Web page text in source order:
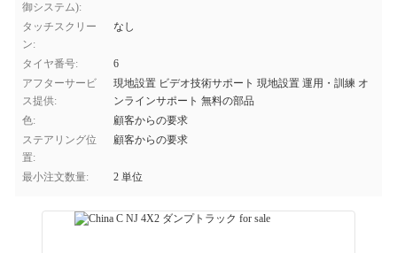
御システム):
タッチスクリー
ン:
なし
タイヤ番号:
6
アフターサービ
ス提供:
現地設置 ビデオ技術サポート 現地設置 運用・訓練 オ
ンラインサポート 無料の部品
色:
顧客からの要求
ステアリング位
置:
顧客からの要求
最小注文数量: 2 単位